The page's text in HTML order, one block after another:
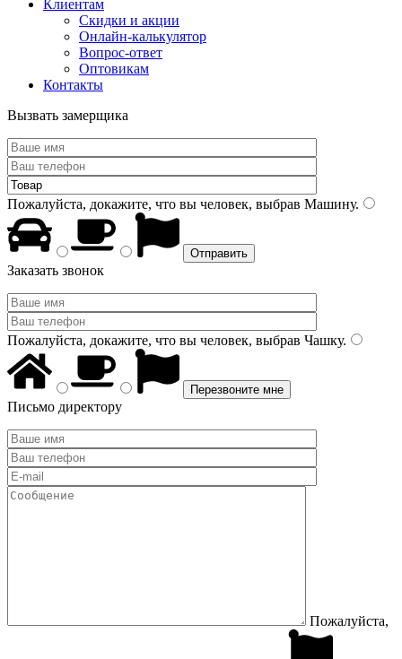
Клиентам
Скидки и акции
Онлайн-калькулятор
Вопрос-ответ
Оптовикам
Контакты
Вызвать замерщика
Пожалуйста, докажите, что вы человек, выбрав Машину.
Заказать звонок
Пожалуйста, докажите, что вы человек, выбрав Чашку.
Письмо директору
Пожалуйста,